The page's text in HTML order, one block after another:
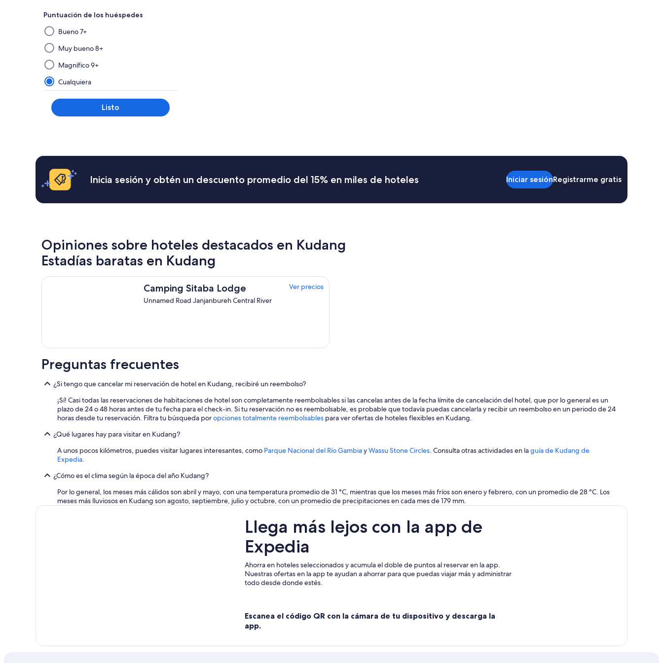
Puntuación de los huéspedes
Al
seleccionar
y
aplicar
un
filtro
de
este
grupo,
una
nueva
página.
Bueno 7+
Muy bueno 8+
Magnífico 9+
Cualquiera
Listo
Inicia sesión y obtén un descuento promedio del 15% en miles de hoteles Iniciar sesiónRegistrarme gratis
Opiniones sobre hoteles destacados en Kudang
Estadías baratas en Kudang
Camping Sitaba Lodge
Unnamed Road Janjanbureh Central River
Ver precios
Camping Sitaba Lodge
Preguntas frecuentes
¿Si tengo que cancelar mi reservación de hotel en Kudang, recibiré un reembolso?
¡Sí! Casi todas las reservaciones de habitaciones de hotel son completamente reembolsables si las cancelas antes de la fecha límite de cancelación del hotel, que por lo general es un
plazo de 24 o 48 horas antes de tu fecha para el check-in. Si tu reservación no es reembolsable, es probable que todavía puedas cancelarla y recibir un reembolso en un periodo de 24
horas desde tu reservación. Filtra tu búsqueda poropciones totalmente reembolsables para ver ofertas de hoteles flexibles en Kudang.
¿Qué lugares hay para visitar en Kudang?
A unos pocos kilómetros, puedes visitar lugares interesantes, como Parque Nacional del Río GambiayWassu Stone Circles. Consulta otras actividades en laguía de Kudang de
Expedia.
¿Cómo es el clima según la época del año Kudang?
Por lo general, los meses más cálidos son abril y mayo, con una temperatura promedio de 31 °C, mientras que los meses más fríos son enero y febrero, con un promedio de 28 °C. Los
meses más lluviosos en Kudang son agosto, septiembre, julio y octubre, con un promedio de precipitaciones en cada mes de 179 mm.
Llega más lejos con la app de
Expedia
Ahorra en hoteles seleccionados y acumula el doble de puntos al reservar en la app.
Nuestras ofertas en la app te ayudan a ahorrar para que puedas viajar más y administrar
todo desde donde estés.
Escanea el código QR con la cámara de tu dispositivo y descarga la
app.